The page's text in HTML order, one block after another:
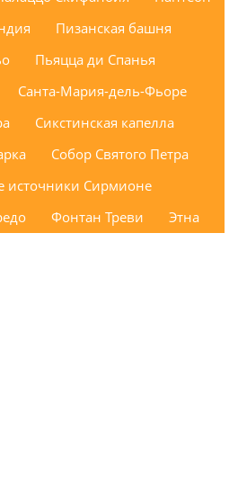
Пизанская башня
Пьяцца ди Спанья
Санта-Мария-дель-Фьоре
Сикстинская капелла
Собор Святого Петра
источники Сирмионе
Фонтан Треви Этна